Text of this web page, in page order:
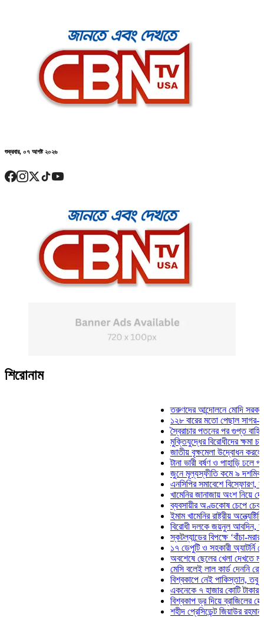
শুক্রবার, ০৭ আগষ্ট ২০২৬
শিরোনাম
তরুণদের আন্দোলনে মোদি সরকার
১২৮ বারের মতো পেছাল সাগর-রুনি
স্বৈরাচার পতনের পর গুপ্ত বাহিনীর
মুক্তিযুদ্ধের বিরোধীদের ক্ষমা
জাতীয় বৃক্ষমেলা উদ্বোধন করলেন
টানা ভারী বর্ষণ ও পাহাড়ি ঢলে
জুনে মূল্যস্ফীতি কমে ৯ দশমিক ১৬
এনসিপির সমাবেশে বিস্ফোরণ,
খামেনির জানাজায় অংশ নিয়ে দেশে
ব্যবসায়ীর অণ্ডকোষ চেপে চেক-
ইমাম খামেনির রাষ্ট্রীয়
বিরোধী দলকে জয়নুল আবদিন,
স্কটল্যান্ডের বিপক্ষে ‘বাঁচা-মরার
১৭ ডেপুটি ও সহকারী অ্যাটর্নি
অবশেষে ছেলের খেলা দেখতে মাঠে
মেসি বলেই লাল কার্ড দেননি
বিশ্বকাপে নেই পাকিস্তান, তবু
একনেকে ৭ হাজার কোটি টাকার ৫
বিশ্বকাপ ড্র দিয়ে ব্রাজিলের হেক্সা
শহীদ প্রেসিডেন্ট জিয়াউর রহমান